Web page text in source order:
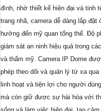
đình, nhờ thiết kế hiện đại và tinh
trang nhã, camera dễ dàng lắp
hưởng đến mỹ quan tổng thể. Độ
giám sát an ninh hiệu quả trong
và thẩm mỹ. Camera IP Dome
phép theo dõi và quản lý từ xa
linh hoạt và tiện lợi cho người
mà còn giữ được sự hài hòa với